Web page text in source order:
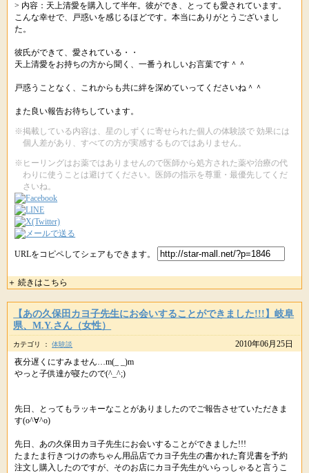
> 内容：天上清愛を購入して半年。彼ができ、とっても愛されています。
こんな幸せで、戸惑いを感じるほどです。本当にありがとうございまし
た。
彼氏ができて、愛されている・・
天上清愛をお持ちの方から聞く、一番うれしいお言葉です＾＾
戸惑うことなく、これからも共に絆を深めていってくださいね＾＾
また良い報告お待ちしています。
※掲載している内容は、星のしずくに寄せられた個人の体験談で 効果には
個人差があり、すべての方が実感するものではありません。
※ヒーリングはお薬ではありませんので医師から処方された薬や治療の代
わりに使うことは避けてください。医師の指示を尊重・最優先してくだ
さいね。
URLをコピペしてシェアもできます。
＋ 続きはこちら
【あの久保田カヨ子先生にお会いすることができました!!!】岐阜
県、M.Y.さん（女性）
カテゴリ ：体験談
2010年06月25日
夜分遅くにすみません…m(_ _)m
やっと子供達が寝たので(^_^;)
先日、とってもラッキーなことがありましたのでご報告させていただきま
す(o^∀^o)
先日、あの久保田カヨ子先生にお会いすることができました!!!
たまたま行きつけの赤ちゃん用品店でカヨ子先生の書かれた育児書を予約
注文し購入したのですが、そのお店にカヨ子先生がいらっしゃると言うこ